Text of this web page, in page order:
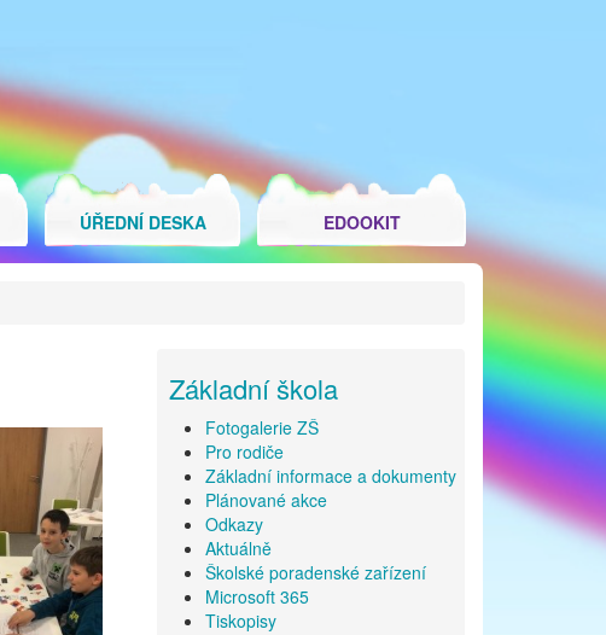
ÚŘEDNÍ DESKA EDOOKIT
Základní škola
Fotogalerie ZŠ
Pro rodiče
Základní informace a dokumenty
Plánované akce
Odkazy
Aktuálně
Školské poradenské zařízení
Microsoft 365
Tiskopisy